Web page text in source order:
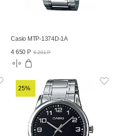
Casio MTP-1374D-1A
4 650 Р 6 201 Р
25%